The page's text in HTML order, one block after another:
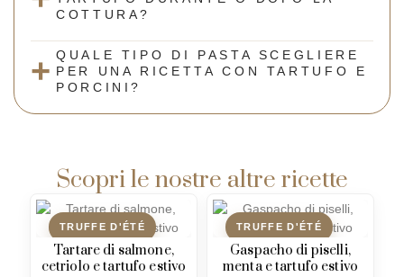
COTTURA?
QUALE TIPO DI PASTA SCEGLIERE
PER UNA RICETTA CON TARTUFO E
PORCINI?
Scopri le nostre altre ricette
TRUFFE D'ÉTÉ
Tartare di salmone,
cetriolo e tartufo estivo
TRUFFE D'ÉTÉ
Gaspacho di piselli,
menta e tartufo estivo